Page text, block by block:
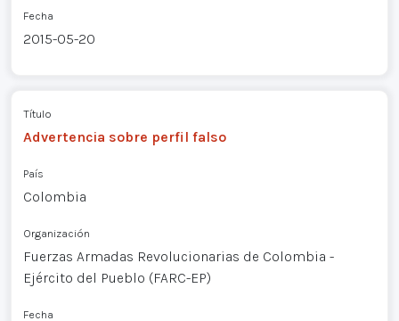
Fecha
2015-05-20
Título
Advertencia sobre perfil falso
País
Colombia
Organización
Fuerzas Armadas Revolucionarias de Colombia -
Ejército del Pueblo (FARC-EP)
Fecha